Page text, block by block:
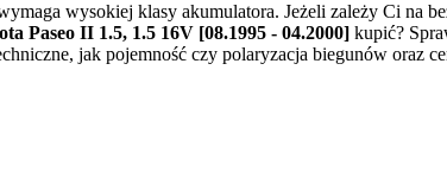
wysokiej klasy akumulatora. Jeżeli zależy Ci na
Paseo II 1.5, 1.5 16V [08.1995 - 04.2000] kupić?
jak pojemność czy polaryzacja biegunów oraz